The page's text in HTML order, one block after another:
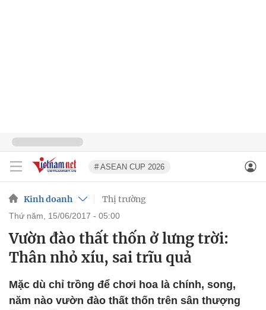
# ASEAN CUP 2026
Kinh doanh Thị trường
thứ năm, 15/06/2017 - 05:00
Vườn đào thất thốn ở lưng trời:
Thân nhỏ xíu, sai trĩu quả
Mặc dù chỉ trồng để chơi hoa là chính, song,
năm nào vườn đào thất thốn trên sân thượng